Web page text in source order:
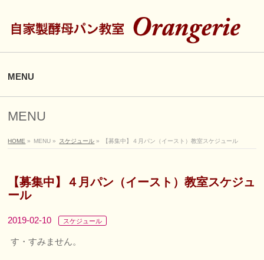
MENU
MENU
HOME » MENU » スケジュール » 【募集中】４月パン（イースト）教室スケジュール
【募集中】４月パン（イースト）教室スケジュ
ール
2019-02-10 スケジュール
す・すみません。